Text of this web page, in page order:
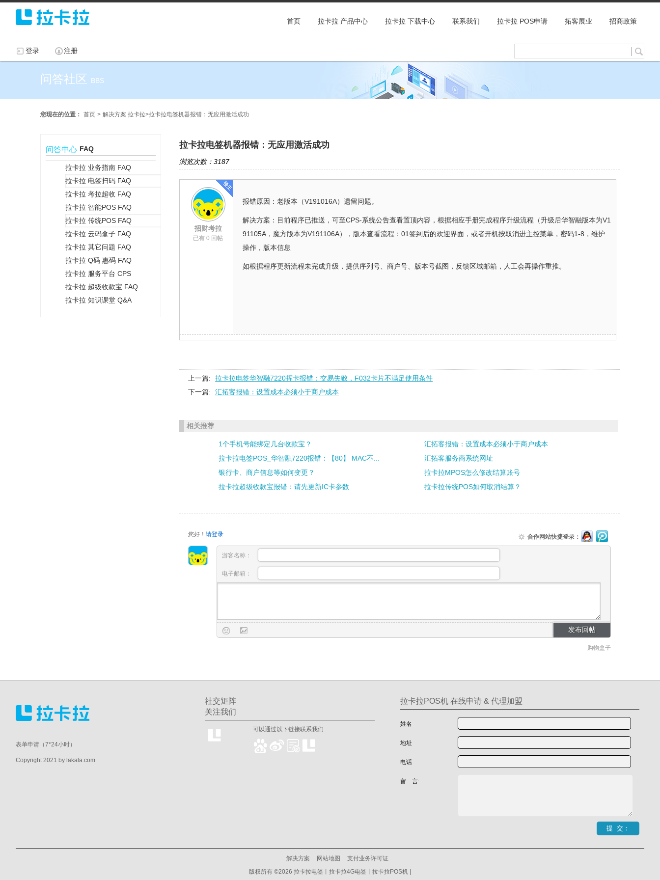
首页 拉卡拉 产品中心 拉卡拉 下载中心 联系我们 拉卡拉 POS申请 拓客展业 招商政策
登录 注册
问答社区 BBS
您现在的位置： 首页 > 解决方案 拉卡拉>拉卡拉电签机器报错：无应用激活成功
问答中心 FAQ
拉卡拉 业务指南 FAQ
拉卡拉 电签扫码 FAQ
拉卡拉 考拉超收 FAQ
拉卡拉 智能POS FAQ
拉卡拉 传统POS FAQ
拉卡拉 云码盒子 FAQ
拉卡拉 其它问题 FAQ
拉卡拉 Q码 惠码 FAQ
拉卡拉 服务平台 CPS
拉卡拉 超级收款宝 FAQ
拉卡拉 知识课堂 Q&A
拉卡拉电签机器报错：无应用激活成功
浏览次数：3187
招财考拉
已有 0 回帖
报错原因：老版本（V191016A）遗留问题。
解决方案：目前程序已推送，可至CPS-系统公告查看置顶内容，根据相应手册完成程序升级流程（升级后华智融版本为V1
91105A，魔方版本为V191106A），版本查看流程：01签到后的欢迎界面，或者开机按取消进主控菜单，密码1-8，维护
操作，版本信息
如根据程序更新流程未完成升级，提供序列号、商户号、版本号截图，反馈区域邮箱，人工会再操作重推。
上一篇:
拉卡拉电签华智融7220挥卡报错：交易失败，F032卡片不满足使用条件
下一篇:
汇拓客报错：设置成本必须小于商户成本
相关推荐
1个手机号能绑定几台收款宝？
汇拓客报错：设置成本必须小于商户成本
拉卡拉电签POS_华智融7220报错：【80】 MAC不...
汇拓客服务商系统网址
银行卡、商户信息等如何变更？
拉卡拉MPOS怎么修改结算账号
拉卡拉超级收款宝报错：请先更新IC卡参数
拉卡拉传统POS如何取消结算？
您好！请登录 合作网站快捷登录：
游客名称：
电子邮箱：
购物盒子
表单申请（7*24小时）
Copyright 2021 by lakala.com
社交矩阵
关注我们
可以通过以下链接联系我们
拉卡拉POS机 在线申请 & 代理加盟
姓名
地址
电话
留 言:
解决方案 网站地图
支付业务许可证
版权所有 ©2026 拉卡拉电签丨拉卡拉4G电签丨拉卡拉POS机 |